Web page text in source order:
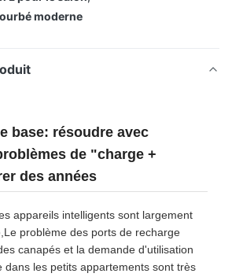
moderne
base: résoudre avec
de "charge +
des années
appareils intelligents sont largement
problème des ports de recharge
canapés et la demande d'utilisation
dans les petits appartements sont très